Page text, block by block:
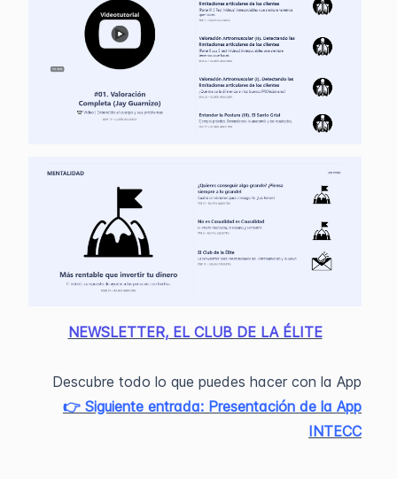
NEWSLETTER, EL CLUB DE LA ÉLITE
Descubre todo lo que puedes hacer con la App
👉 Siguiente entrada: Presentación de la App
INTECC